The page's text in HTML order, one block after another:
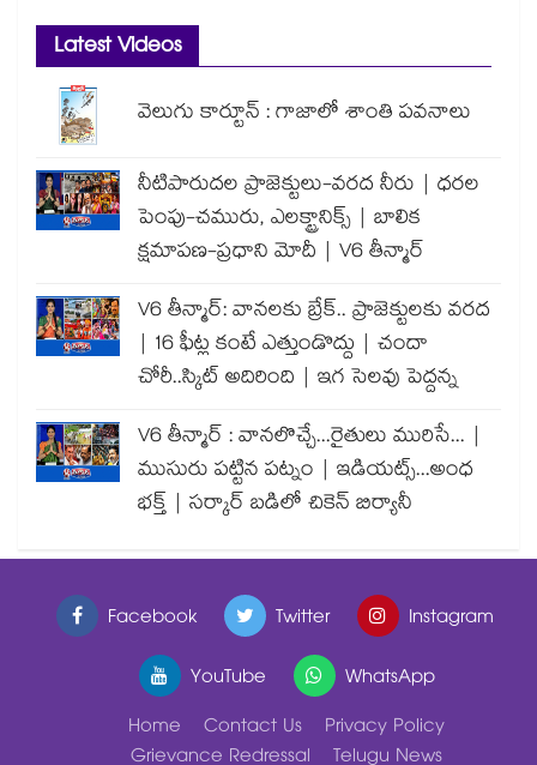
Latest Videos
వెలుగు కార్టూన్ : గాజాలో శాంతి పవనాలు
నీటిపారుదల ప్రాజెక్టులు-వరద నీరు | ధరల
పెంపు-చమురు, ఎలక్ట్రానిక్స్ | బాలిక
క్షమాపణ-ప్రధాని మోదీ | V6 తీన్మార్
V6 తీన్మార్: వానలకు బ్రేక్.. ప్రాజెక్టులకు వరద
| 16 ఫీట్ల కంటే ఎత్తుండొద్దు | చందా
చోరీ..స్కిట్ అదిరింది | ఇగ సెలవు పెద్దన్న
V6 తీన్మార్ : వానలొచ్చే...రైతులు మురిసే... |
ముసురు పట్టిన పట్నం | ఇడియట్స్...అంధ
భక్త్ | సర్కార్ బడిలో చికెన్ బిర్యానీ
Facebook Twitter
Instagram
YouTube
WhatsApp
Home
Contact Us
Privacy Policy